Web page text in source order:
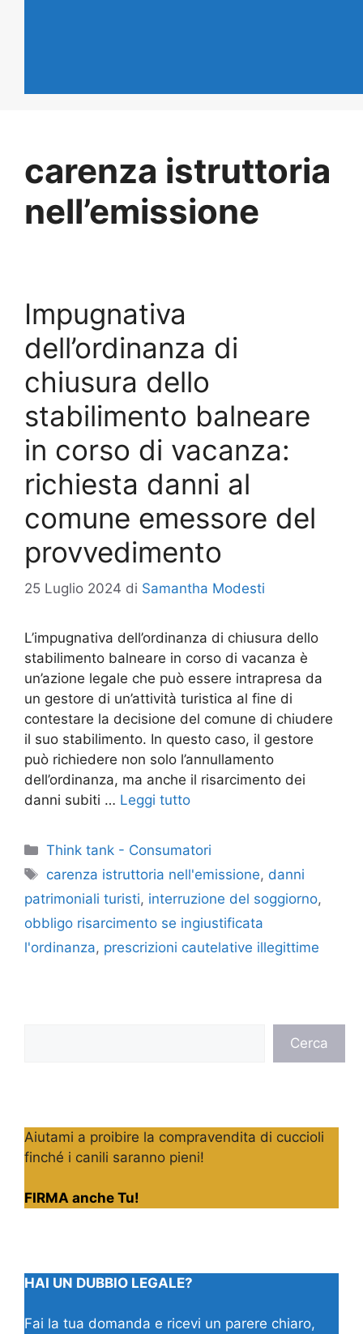
carenza istruttoria
nell’emissione
Impugnativa
dell’ordinanza di
chiusura dello
stabilimento balneare
in corso di vacanza:
richiesta danni al
comune emessore del
provvedimento
25 Luglio 2024 di Samantha Modesti
L’impugnativa dell’ordinanza di chiusura dello
stabilimento balneare in corso di vacanza è
un’azione legale che può essere intrapresa da
un gestore di un’attività turistica al fine di
contestare la decisione del comune di chiudere
il suo stabilimento. In questo caso, il gestore
può richiedere non solo l’annullamento
dell’ordinanza, ma anche il risarcimento dei
danni subiti … Leggi tutto
Categorie
Think tank - Consumatori
Tag
carenza istruttoria nell'emissione, danni
patrimoniali turisti, interruzione del soggiorno,
obbligo risarcimento se ingiustificata
l'ordinanza, prescrizioni cautelative illegittime
Cerca
Aiutami a proibire la compravendita di cuccioli
finché i canili saranno pieni!
FIRMA anche Tu!
HAI UN DUBBIO LEGALE?
Fai la tua domanda e ricevi un parere chiaro,